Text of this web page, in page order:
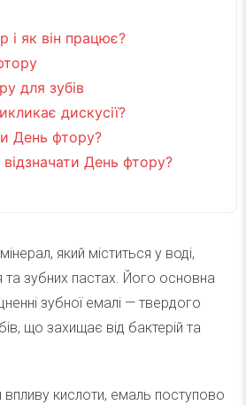
і як він працює?
для зубів
дискусії?
День фтору?
День фтору?
який міститься у воді,
та зубних пастах. Його основна
зубної емалі — твердого
що захищає від бактерій та
кислоти, емаль поступово